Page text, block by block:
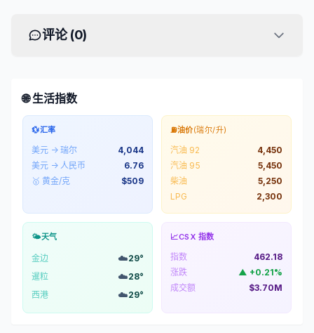
评论 (0)
🌐 生活指数
💱汇率
美元 → 瑞尔
4,044
美元 → 人民币
6.76
🥇 黄金/克
$509
⛽油价(瑞尔/升)
汽油 92
4,450
汽油 95
5,450
柴油
5,250
LPG
2,300
🌤️天气
金边 ☁️29°
暹粒
☁️28°
西港
☁️29°
📈CSX 指数
指数
462.18
涨跌
▲ +0.21%
成交额
$3.70M